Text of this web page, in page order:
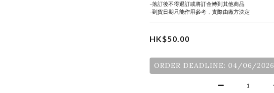
-落訂後不得退訂或將訂金轉到其他商品
-到貨日期只能作用參考，實際由廠方決定
HK$50.00
ORDER DEADLINE: 04/06/2026